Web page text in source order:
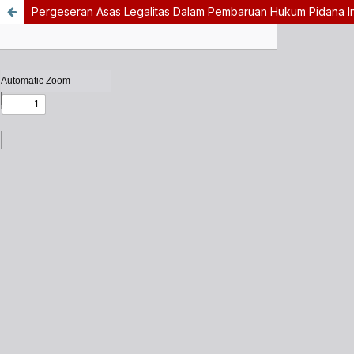
Pergeseran Asas Legalitas Dalam Pembaruan Hukum Pidana